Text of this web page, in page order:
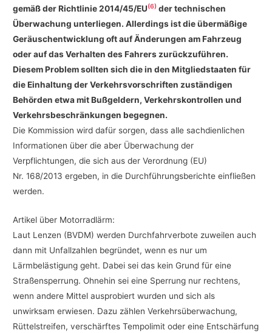
gemäß der Richtlinie 2014/45/EU(6) der technischen
Überwachung unterliegen. Allerdings ist die übermäßige
Geräuschentwicklung oft auf Änderungen am Fahrzeug
oder auf das Verhalten des Fahrers zurückzuführen.
Diesem Problem sollten sich die in den Mitgliedstaaten für
die Einhaltung der Verkehrsvorschriften zuständigen
Behörden etwa mit Bußgeldern, Verkehrskontrollen und
Verkehrsbeschränkungen begegnen.
Die Kommission wird dafür sorgen, dass alle sachdienlichen
Informationen über die aber Überwachung der
Verpflichtungen, die sich aus der Verordnung (EU)
Nr. 168/2013 ergeben, in die Durchführungsberichte einfließen
werden.
Artikel über Motorradlärm:
Laut Lenzen (BVDM) werden Durchfahrverbote zuweilen auch
dann mit Unfallzahlen begründet, wenn es nur um
Lärmbelästigung geht. Dabei sei das kein Grund für eine
Straßensperrung. Ohnehin sei eine Sperrung nur rechtens,
wenn andere Mittel ausprobiert wurden und sich als
unwirksam erwiesen. Dazu zählen Verkehrsüberwachung,
Rüttelstreifen, verschärftes Tempolimit oder eine Entschärfung